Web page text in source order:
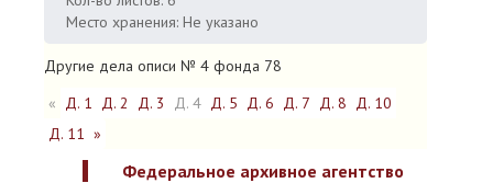
Место хранения: Не указано
Другие дела описи № 4 фонда 78
« Д. 1 Д. 2 Д. 3 Д. 4 Д. 5 Д. 6 Д. 7 Д. 8 Д. 10
Д. 11 »
Федеральное архивное агентство